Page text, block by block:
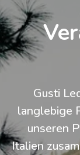
Gusti
langlebige
unseren
Italien